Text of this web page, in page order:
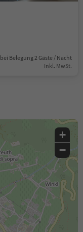
bei Belegung 2 Gäste / Nacht
Inkl. MwSt.
+
−